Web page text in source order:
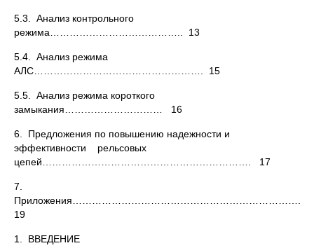
5.3. Анализ контрольного
режима………………………………….. 13
5.4. Анализ режима
АЛС……………………………………………. 15
5.5. Анализ режима короткого
замыкания………………………… 16
6. Предложения по повышению надежности и
эффективности рельсовых
цепей………………………………………………………. 17
7.
Приложения…………………………………………………………….
19
1. ВВЕДЕНИЕ